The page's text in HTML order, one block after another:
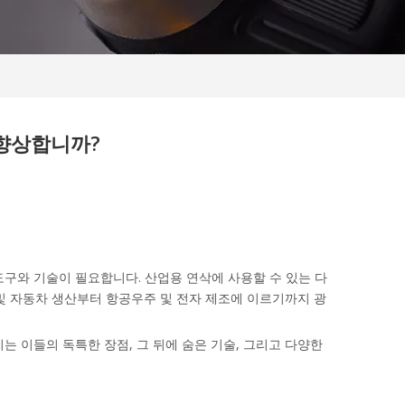
상합니까?
와 기술이 필요합니다. 산업용 연삭에 사용할 수 있는 다
동차 생산부터 항공우주 및 전자 제조에 이르기까지 광
이들의 독특한 장점, 그 뒤에 숨은 기술, 그리고 다양한